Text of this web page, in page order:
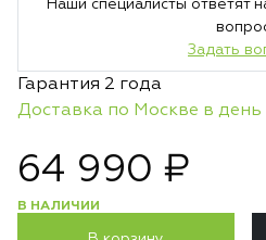
Наши специалисты ответят
Задать
Гарантия 2 года
Доставка по Москве в день
64 990 ₽
В НАЛИЧИИ